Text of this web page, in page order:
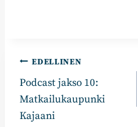
Artikkelien
selaus
EDELLINEN
Podcast jakso 10:
Matkailukaupunki
Kajaani